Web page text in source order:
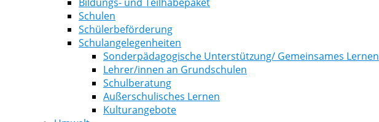
Schulen
Schülerbeförderung
Schulangelegenheiten
Sonderpädagogische Unterstützung/ Gemeinsames Lernen
Lehrer/innen an Grundschulen
Schulberatung
Außerschulisches Lernen
Kulturangebote